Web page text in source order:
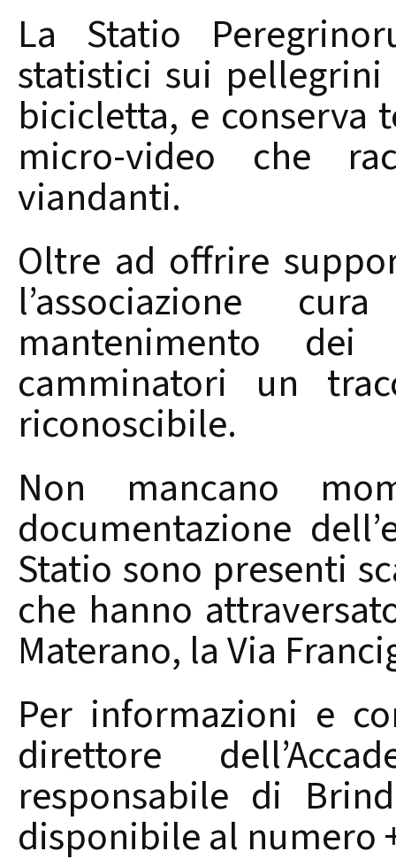
La Statio
statistici sui
bicicletta, e conserva
micro-video che
viandanti.
Oltre ad offrire
l’associazione
mantenimento
camminatori un
riconoscibile.
Non mancano
documentazione
Statio sono presenti
che hanno
Materano, la Via
Per informazioni e
direttore
responsabile di
disponibile al numero